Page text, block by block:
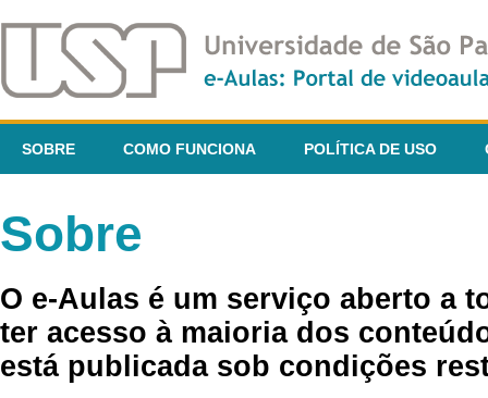
SOBRE COMO FUNCIONA POLÍTICA DE USO
Sobre
O e-Aulas é um serviço aberto a
ter acesso à maioria dos
está publicada sob condições